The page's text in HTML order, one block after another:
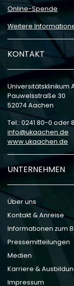
Online-Spende
Weitere
KONTAKT
Universitätsklinikum
Pauwelsstraße 30
52074 Aachen
Tel.: 0241 80-0 oder
info
ukaachen de
www.ukaachen.de
UNTERNEHMEN
Über uns
Kontakt & Anreise
Informationen zum
Pressemitteilungen
Medien
Karriere &
Impressum